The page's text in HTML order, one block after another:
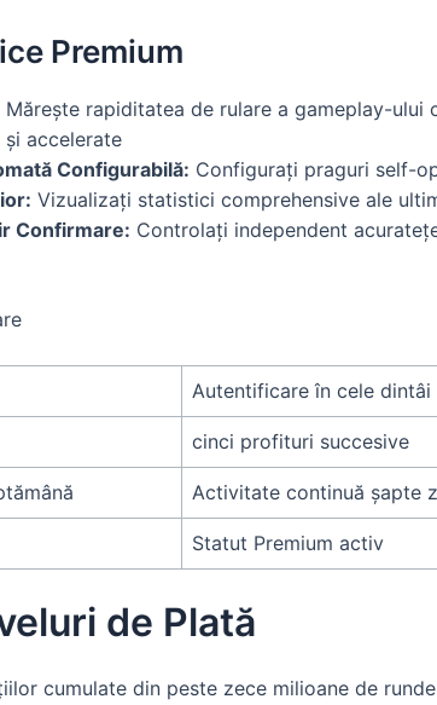
Premium
Mărește rapiditatea de rulare a gameplay-
și accelerate
Configurabilă: Configurați praguri self-
Vizualizați statistici comprehensive ale
Confirmare: Controlați independent
Autentificare în cele
cinci profituri succesive
Activitate continuă șapte
Statut Premium activ
de Plată
cumulate din peste zece milioane de